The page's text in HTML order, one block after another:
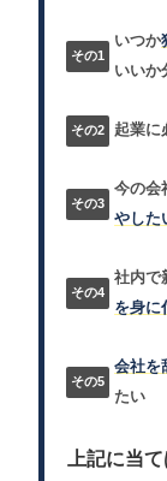
いつか
いいか
起業に
今の会
やした
社内で
を身に
会社を
たい
上記に当